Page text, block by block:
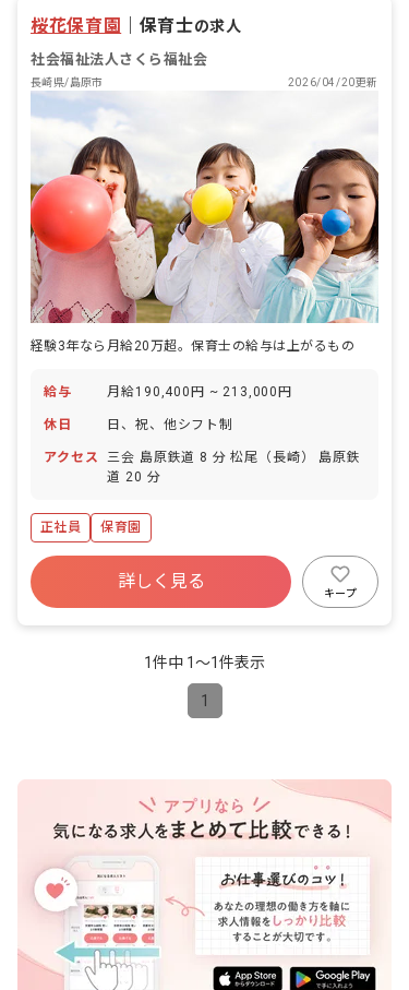
桜花保育園 保育士の求人
社会福祉法人さくら福祉会
長崎県/島原市 2026/04/20更新
経験3年なら月給20万超。保育士の給与は上がるもの
給与 月給190,400円 ~ 213,000円
休日 日、祝、他シフト制
アクセス
三会 島原鉄道 8 分 松尾（長崎） 島原鉄
道 20 分
正社員 保育園
詳しく見る
キープ
1件中 1〜1件表示
1